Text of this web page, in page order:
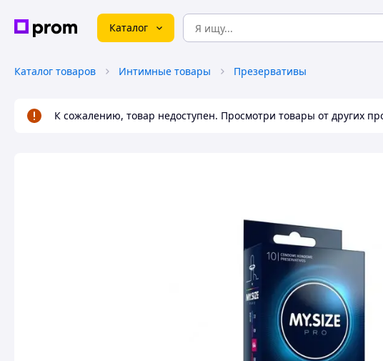
Каталог
Каталог товаров Интимные товары Презервативы
К сожалению, товар недоступен. Просмотри товары от других